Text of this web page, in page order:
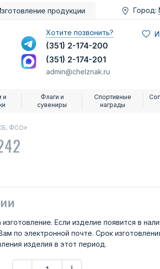
продукции Город:
Хотите позвонить?
(351) 2-174-200
(351) 2-174-201
admin@chelznak.ru
и
Флаги и
сувениры
Спортивные
награды
ФСО»
Если изделие появится в
по электронной почте. Срок
изделия в этот период.